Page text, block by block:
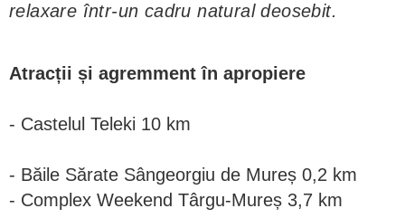
relaxare într-un cadru natural deosebit.
Atracții și agremment în apropiere
- Castelul Teleki 10 km
- Băile Sărate Sângeorgiu de Mureș 0,2 km
- Complex Weekend Târgu-Mureș 3,7 km